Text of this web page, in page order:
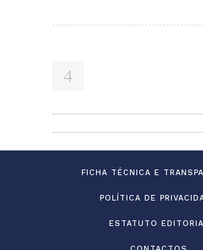
FICHA TÉCNICA E
POLÍTICA DE
ESTATUTO